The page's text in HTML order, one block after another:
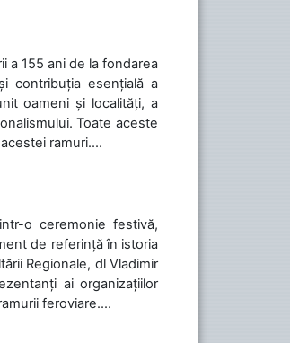
a 155 ani de la fondarea
contribuția esențială a
oameni și localități, a
Toate aceste
ramuri....
o ceremonie festivă,
de referință în istoria
Regionale, dl Vladimir
ai organizațiilor
feroviare....